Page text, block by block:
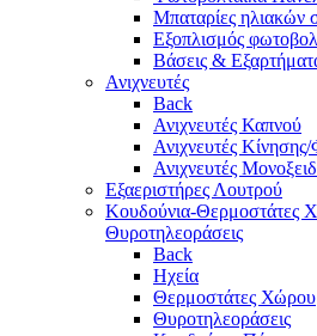
Μπαταρίες ηλιακών
Εξοπλισμός
Βάσεις &
Ανιχνευτές
Back
Ανιχνευτές Καπνού
Ανιχνευτές
Ανιχνευτές
Εξαεριστήρες Λουτρού
Κουδούνια-Θερμοστάτες
Θυροτηλεοράσεις
Back
Ηχεία
Θερμοστάτες Χώρου
Θυροτηλεοράσεις